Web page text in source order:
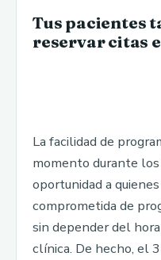
Tus pacientes
reservar citas
La facilidad de
momento durante
oportunidad a
comprometida de
sin depender del
clínica. De hecho, el